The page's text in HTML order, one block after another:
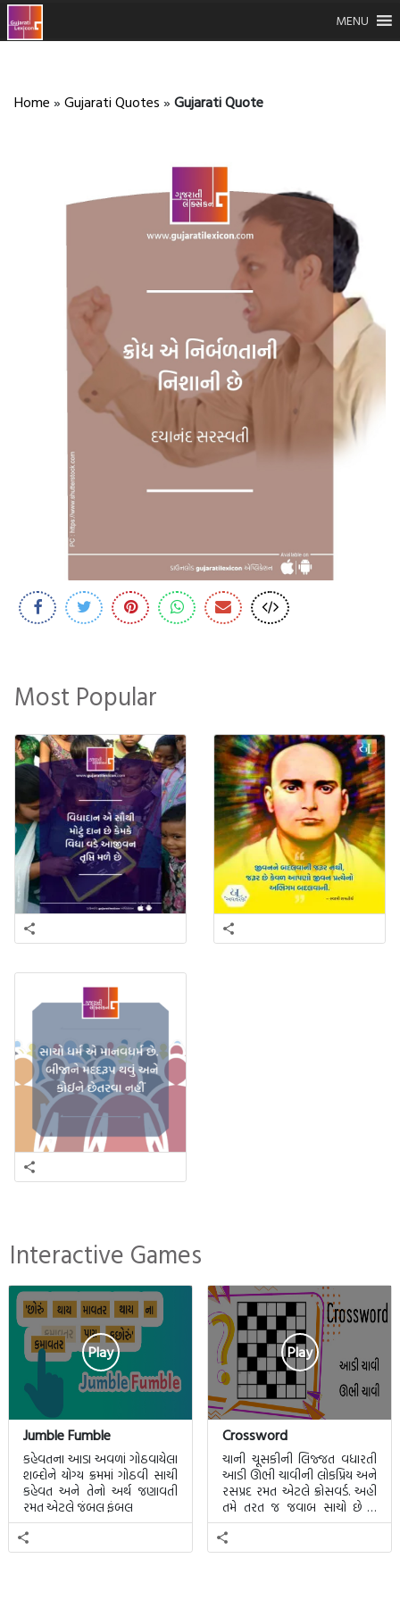
MENU
Home » Gujarati Quotes » Gujarati Quote
Most Popular
Interactive Games
Play
Jumble Fumble
કહેવતના આડા અવળાં ગોઠવાયેલા
શબ્દોને યોગ્ય ક્રમમાં ગોઠવી સાચી
કહેવત અને તેનો અર્થ જણાવતી
રમત એટલે જંબલ ફંબલ
Play
Crossword
ચાની ચૂસકીની લિજ્જત વધારતી
આડી ઊભી ચાવીની લોકપ્રિય અને
રસપ્રદ રમત એટલે ક્રોસવર્ડ. અહીં
તમે તરત જ જવાબ સાચો છે કે
ખોટો તે જાણી શકાશે.